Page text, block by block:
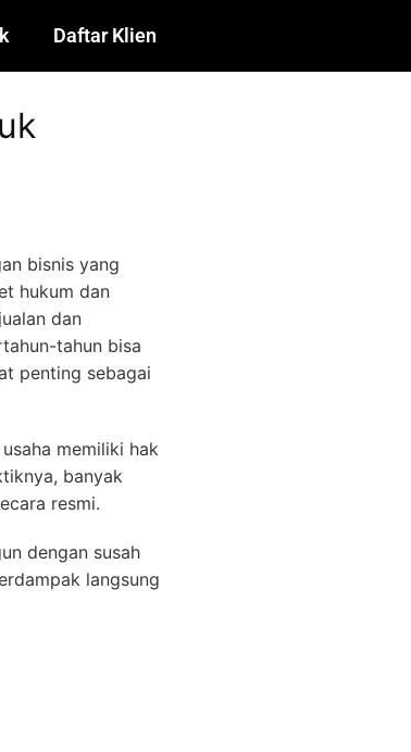
Daftar Klien
bisnis yang
hukum dan
dan
tahun bisa
penting sebagai
memiliki hak
banyak
resmi.
dengan susah
langsung